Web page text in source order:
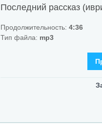
Последний рассказ
Продолжительность: 4:36
Тип файла: mp3